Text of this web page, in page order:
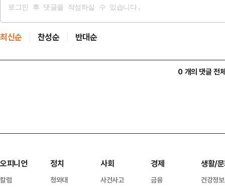
최신순 찬성순 반대순
0 개의 댓글 전
오피니언
칼럼
정치
청와대
사회
사건사고
경제
금융
생활/
건강정보